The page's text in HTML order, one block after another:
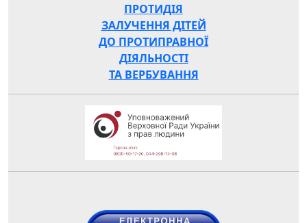
ПРОТИДІЯ
ЗАЛУЧЕННЯ ДІТЕЙ
ДО ПРОТИПРАВНОЇ
ДІЯЛЬНОСТІ
ТА ВЕРБУВАННЯ